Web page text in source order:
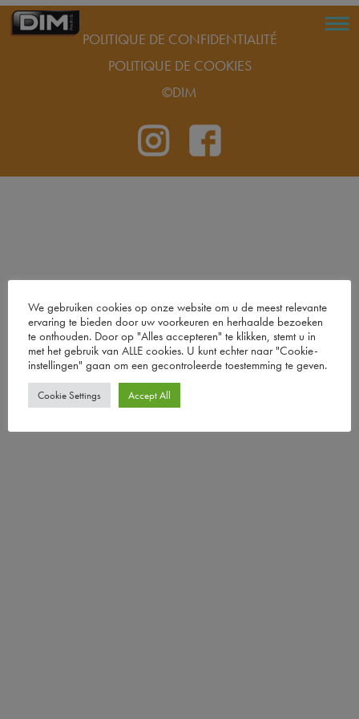
POLITIQUE DE CONFIDENTIALITÉ
POLITIQUE DE COOKIES
©DIM
We gebruiken cookies op onze website om u de meest relevante
ervaring te bieden door uw voorkeuren en herhaalde bezoeken
te onthouden. Door op "Alles accepteren" te klikken, stemt u in
met het gebruik van ALLE cookies. U kunt echter naar "Cookie-
instellingen" gaan om een ​​gecontroleerde toestemming te geven.
Cookie Settings Accept All